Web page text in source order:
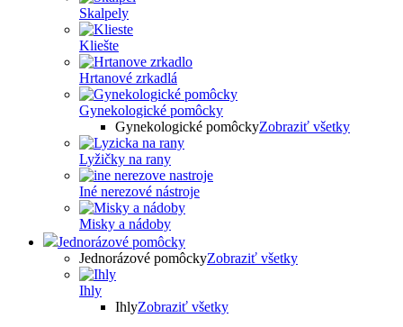
Skalpely
Kliešte
Hrtanové zrkadlá
Gynekologické pomôcky
Gynekologické pomôckyZobraziť všetky
Lyžičky na rany
Iné nerezové nástroje
Misky a nádoby
Jednorázové pomôcky
Jednorázové pomôckyZobraziť všetky
Ihly
IhlyZobraziť všetky